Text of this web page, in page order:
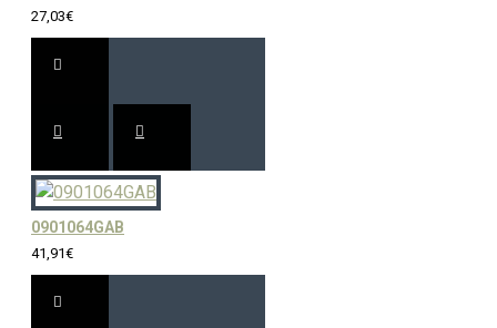
27,03€
0901064GAB
41,91€